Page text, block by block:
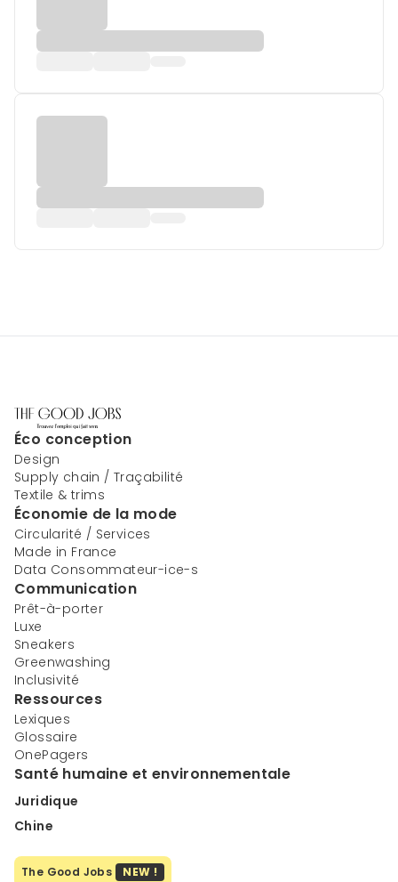
Éco conception
Design
Supply chain / Traçabilité
Textile & trims
Économie de la mode
Circularité / Services
Made in France
Data Consommateur-ice-s
Communication
Prêt-à-porter
Luxe
Sneakers
Greenwashing
Inclusivité
Ressources
Lexiques
Glossaire
OnePagers
Santé humaine et environnementale
Juridique
Chine
The Good Jobs NEW !